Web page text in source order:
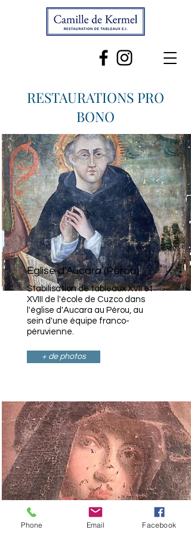
RESTAURATIONS PRO
BONO
Eglise d'Aucara (Pérou)
Stabilisation de tableaux XVII et
XVIII de l'école de Cuzco dans
l'église d'Aucara au Pérou, au
sein d'une équipe franco-
péruvienne.
+ de photos
Phone Email Facebook